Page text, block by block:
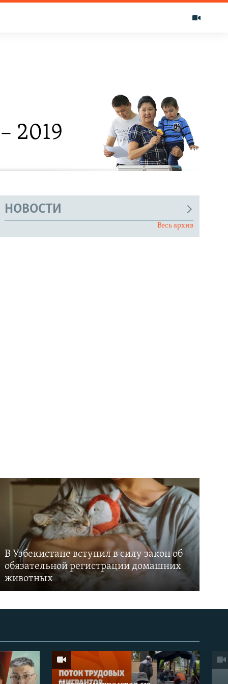
– 2019
НОВОСТИ
Весь архив
В Узбекистане вступил в силу закон об
обязательной регистрации домашних
животных